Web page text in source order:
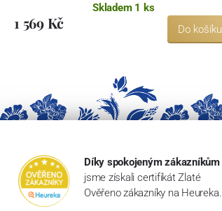
Skladem 1 ks
1 569 Kč Do košíku
Díky spokojeným zákazníkům
jsme získali certifikát Zlaté
Ověřeno zákazníky na Heureka.